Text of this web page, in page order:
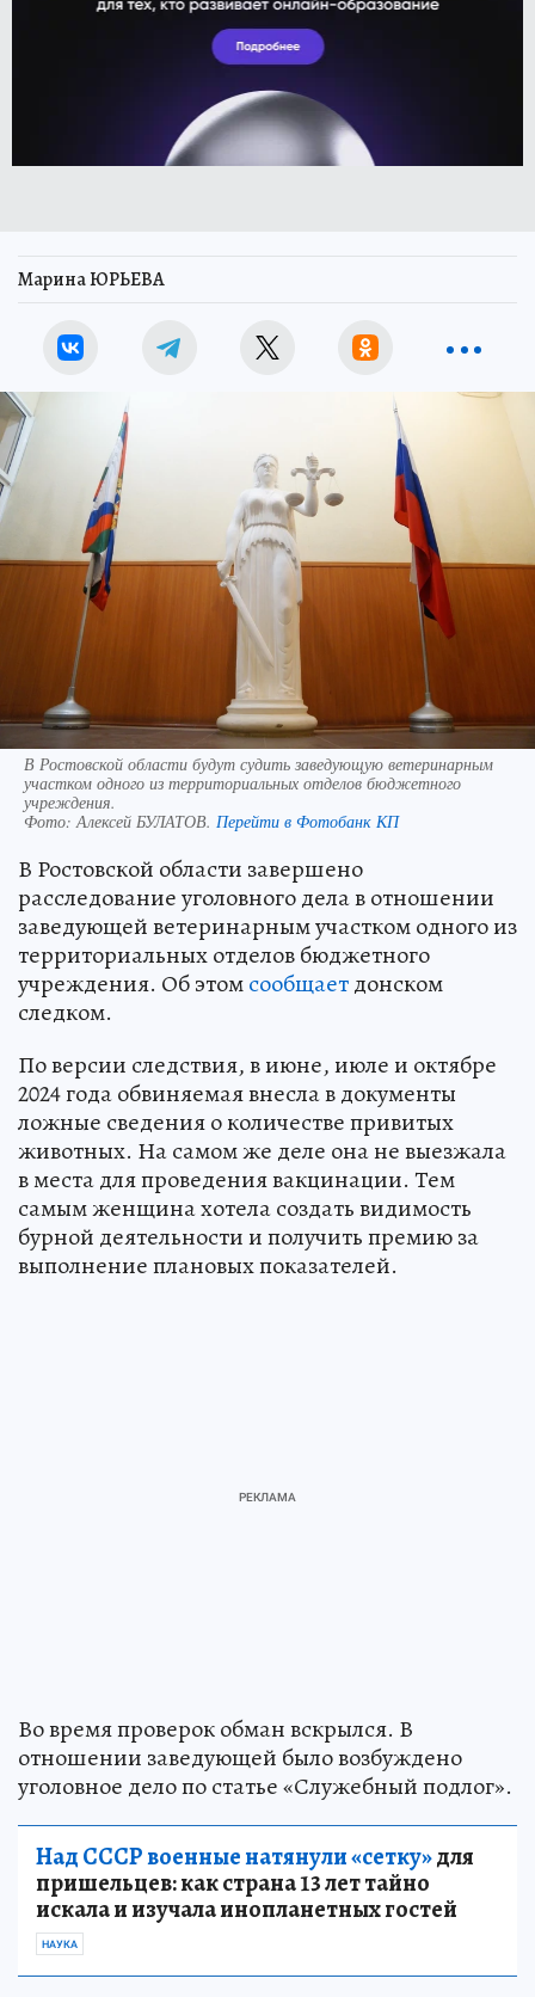
Марина ЮРЬЕВА
В Ростовской области будут судить заведующую ветеринарным
участком одного из территориальных отделов бюджетного
учреждения.
Фото:Алексей БУЛАТОВ. Перейти в Фотобанк КП
В Ростовской области завершено
расследование уголовного дела в отношении
заведующей ветеринарным участком одного из
территориальных отделов бюджетного
учреждения. Об этомсообщаетдонском
следком.
По версии следствия, в июне, июле и октябре
2024 года обвиняемая внесла в документы
ложные сведения о количестве привитых
животных. На самом же деле она не выезжала
в места для проведения вакцинации. Тем
самым женщина хотела создать видимость
бурной деятельности и получить премию за
выполнение плановых показателей.
Во время проверок обман вскрылся. В
отношении заведующей было возбуждено
уголовное дело по статье «Служебный подлог».
Над СССР военные натянули «сетку»для
пришельцев: как страна 13 лет тайно
искала и изучала инопланетных гостей
НАУКА